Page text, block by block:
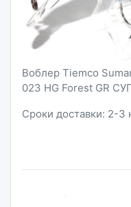
Воблер Tiemco
023 HG Forest GR
Сроки доставки: 2-3